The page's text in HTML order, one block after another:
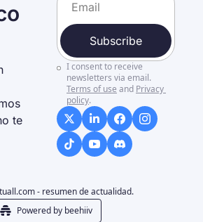
te
Subscribe
I consent to receive
newsletters via email.
Terms of use and Privacy
policy.
- resumen de actualidad.
Powered by beehiiv